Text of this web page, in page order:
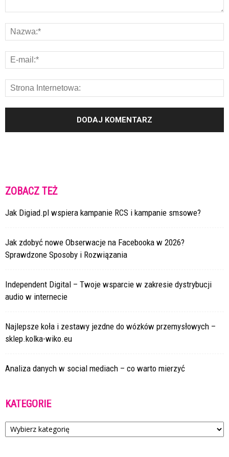
ZOBACZ TEŻ
Jak Digiad.pl wspiera kampanie RCS i kampanie smsowe?
Jak zdobyć nowe Obserwacje na Facebooka w 2026?
Sprawdzone Sposoby i Rozwiązania
Independent Digital – Twoje wsparcie w zakresie dystrybucji
audio w internecie
Najlepsze koła i zestawy jezdne do wózków przemysłowych –
sklep.kolka-wiko.eu
Analiza danych w social mediach – co warto mierzyć
KATEGORIE
Kategorie